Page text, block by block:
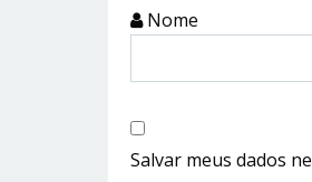
Nome
Salvar meus dados